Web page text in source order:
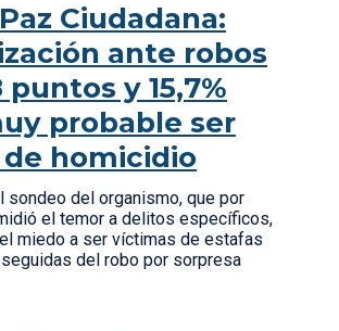
Ciudadana:
ante robos
puntos y 15,7%
probable ser
homicidio
sondeo del organismo, que por
el temor a delitos específicos,
miedo a ser víctimas de estafas
del robo por sorpresa